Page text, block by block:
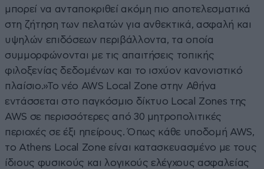
μπορεί να ανταποκριθεί ακόμη πιο αποτελεσματικά
στη ζήτηση των πελατών για ανθεκτικά, ασφαλή και
υψηλών επιδόσεων περιβάλλοντα, τα οποία
συμμορφώνονται με τις απαιτήσεις τοπικής
φιλοξενίας δεδομένων και το ισχύον κανονιστικό
πλαίσιο.»Το νέο AWS Local Zone στην Αθήνα
εντάσσεται στο παγκόσμιο δίκτυο Local Zones της
AWS σε περισσότερες από 30 μητροπολιτικές
περιοχές σε έξι ηπείρους. Όπως κάθε υποδομή AWS,
το Athens Local Zone είναι κατασκευασμένο με τους
ίδιους φυσικούς και λογικούς ελέγχους ασφαλείας